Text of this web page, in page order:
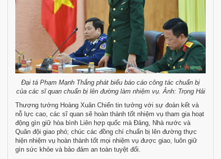
Đại tá Phạm Mạnh Thắng phát biểu báo cáo công tác chuẩn bị
của các sĩ quan chuẩn bị lên đường làm nhiệm vụ. Ảnh: Trọng Hải
Thượng tướng Hoàng Xuân Chiến tin tưởng với sự đoàn kết và
nỗ lực cao, các sĩ quan sẽ hoàn thành tốt nhiệm vụ tham gia hoạt
động gìn giữ hòa bình Liên hợp quốc mà Đảng, Nhà nước và
Quân đội giao phó; chúc các đồng chí chuẩn bị lên đường thực
hiện nhiệm vụ hoàn thành tốt mọi nhiệm vụ được giao, luôn giữ
gìn sức khỏe và bảo đảm an toàn tuyệt đối.